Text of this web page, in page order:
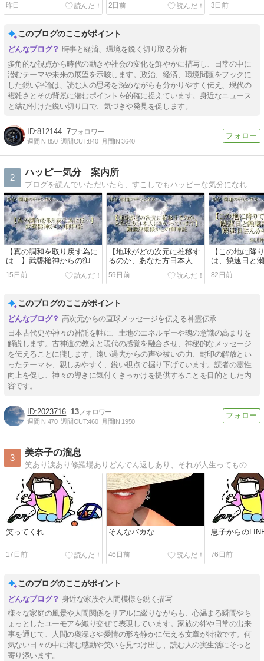
昨日 2日前 3日前
このブログのここがポイント
時事と経済、環境を鋭く切り取る分析
多角的な視点から時代の動きや社会の変化を鮮やかに描写し、日常の中に
潜むテーマや未来の展望を示唆します。政治、経済、環境問題をフックに
した鋭い評論は、読む人の思考を深めながらも分かりやすく伝え、現代の
複雑さとその背景に潜むポイントを的確に捉えています。身近なニュース
と結び付けた鋭い切り口で、気づきや発見を促します。
812144 7
週間IN:850 週間OUT:840 月間IN:3640
2
ハッピー気分 案内所
ブログを読んでいただいたら、すこしでもハッピーな気分になれますように、がんばりたいと思いますー。
【真の調和を取り戻す為に
は…】武甕槌神からの御神
15日前
【地球がどの次元に推移す
るのか、あなた方日本人に
かかっています】
59日前
【この地に降
は、饒速日と
る】饒速日命
寒川神社
82日前
このブログのここがポイント
高次元からの直球メッセージを伝える神霊伝承
日本古代史や神々の神託を軸に、土地のエネルギーや魂の意識の高まりを
解説します。古神道の教えと現代の感覚を融合させ、神秘的なメッセージ
を伝えることに徿します。遠い過去からの声や祓いの力、封印の解放とい
ったテーマを、親しみやすく、鋭い視点で掘り下げています。読者の霊性
向上を促し、神々の導きに気付くきっかけを提供することを目的とした内
容です。
2023716 13
週間IN:470 週間OUT:460 月間IN:1950
3
美奈子の溜息
笑あり涙あり修羅場ありどんでん返しあり、それが人生ってものよね
笑ってくれ
17日前
そんなバカな
46日前
息子からの
76日前
このブログのここがポイント
身近な家族や人間模様を鋭く描写
様々な家庭の風景や人間関係をリアルに綴りながらも、心温まる瞬間やち
ょっとしたユーモアを織り交ぜて表現しています。家族の絆や日常の出来
事を通じて、人間の奥深さや愛情の形を静かに伝える文章が特徴です。何
気ない日々の中に潜む感動や笑いを見つけ出し、読む人の実生活にそっと
寄り添います。